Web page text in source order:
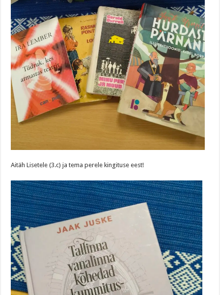
Aitäh Lisetele (3.c) ja tema perele kingituse eest!